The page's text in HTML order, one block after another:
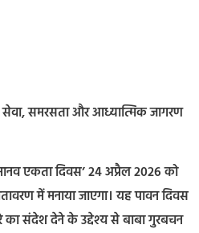
समरसता और आध्यात्मिक जागरण
एकता दिवस’ 24 अप्रैल 2026 को
में मनाया जाएगा। यह पावन दिवस
का संदेश देने के उद्देश्य से बाबा गुरबचन